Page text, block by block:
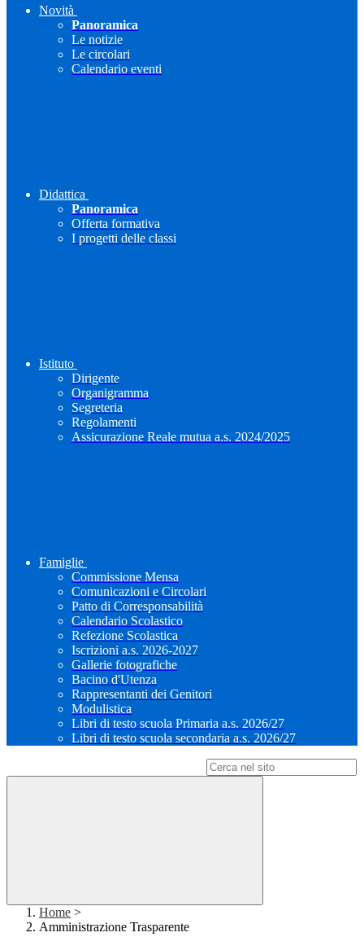
Novità
Panoramica
Le notizie
Le circolari
Calendario eventi
Didattica
Panoramica
Offerta formativa
I progetti delle classi
Istituto
Dirigente
Organigramma
Segreteria
Regolamenti
Assicurazione Reale mutua a.s. 2024/2025
Famiglie
Commissione Mensa
Comunicazioni e Circolari
Patto di Corresponsabilità
Calendario Scolastico
Refezione Scolastica
Iscrizioni a.s. 2026-2027
Gallerie fotografiche
Bacino d'Utenza
Rappresentanti dei Genitori
Modulistica
Libri di testo scuola Primaria a.s. 2026/27
Libri di testo scuola secondaria a.s. 2026/27
Home >
Amministrazione Trasparente